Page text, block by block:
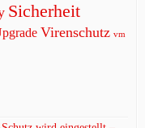
Sicherheit
Virenschutz vm